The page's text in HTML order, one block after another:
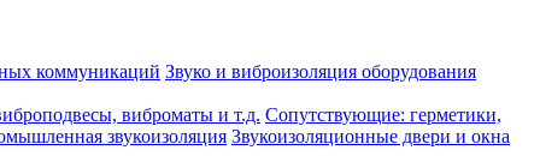
коммуникаций Звуко и виброизоляция оборудования
виброматы и т.д. Сопутствующие: герметики,
звукоизоляция Звукоизоляционные двери и окна